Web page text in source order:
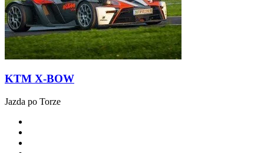
KTM X-BOW
Jazda po Torze